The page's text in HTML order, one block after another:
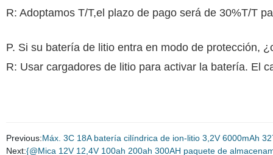
R: Adoptamos T/T,el plazo de pago será de 30%T/T
P. Si su batería de litio entra en modo de protección,
R: Usar cargadores de litio para activar la batería. El
Previous:Máx. 3C 18A batería cilíndrica de ion-litio 3,2V 6000mAh
Next:{@Mica 12V 12,4V 100ah 200ah 300AH paquete de